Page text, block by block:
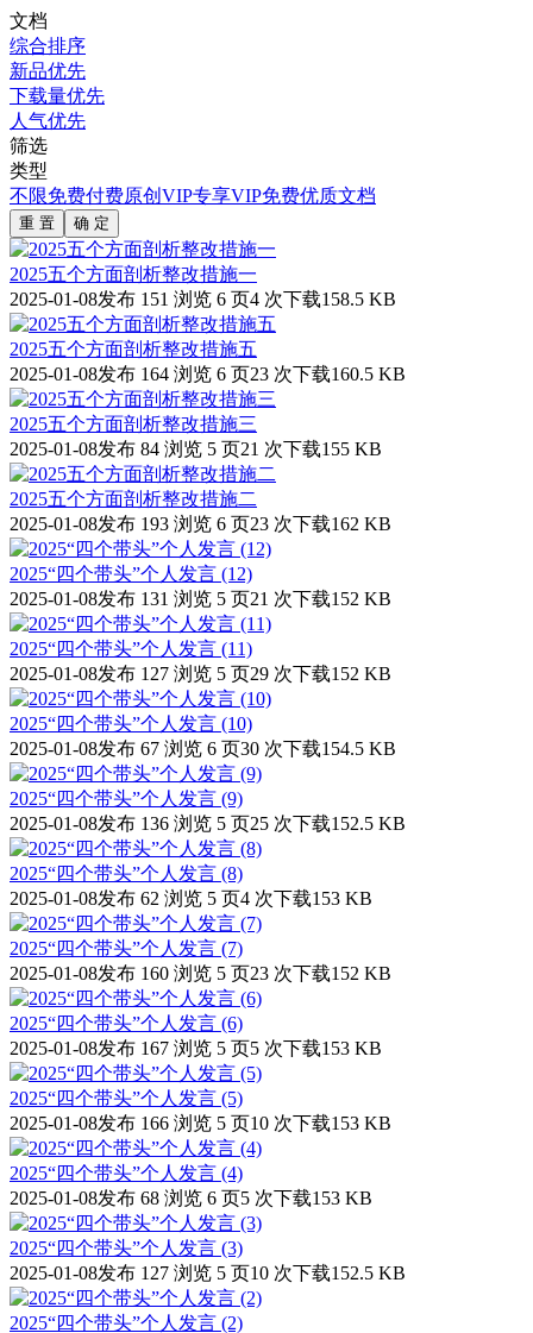
文档
综合排序
新品优先
下载量优先
人气优先
筛选
类型
不限免费付费原创 VIP专享VIP免费优质文档
重 置 确 定
2025五个方面剖析整改措施一
2025-01-08发布 151 浏览 6 页4 次下载158.5 KB
2025五个方面剖析整改措施五
2025-01-08发布 164 浏览 6 页23 次下载160.5 KB
2025五个方面剖析整改措施三
2025-01-08发布 84 浏览 5 页21 次下载155 KB
2025五个方面剖析整改措施二
2025-01-08发布 193 浏览 6 页23 次下载162 KB
2025“四个带头”个人发言 (12)
2025-01-08发布 131 浏览 5 页21 次下载152 KB
2025“四个带头”个人发言 (11)
2025-01-08发布 127 浏览 5 页29 次下载152 KB
2025“四个带头”个人发言 (10)
2025-01-08发布 67 浏览 6 页30 次下载154.5 KB
2025“四个带头”个人发言 (9)
2025-01-08发布 136 浏览 5 页25 次下载152.5 KB
2025“四个带头”个人发言 (8)
2025-01-08发布 62 浏览 5 页4 次下载153 KB
2025“四个带头”个人发言 (7)
2025-01-08发布 160 浏览 5 页23 次下载152 KB
2025“四个带头”个人发言 (6)
2025-01-08发布 167 浏览 5 页5 次下载153 KB
2025“四个带头”个人发言 (5)
2025-01-08发布 166 浏览 5 页10 次下载153 KB
2025“四个带头”个人发言 (4)
2025-01-08发布 68 浏览 6 页5 次下载153 KB
2025“四个带头”个人发言 (3)
2025-01-08发布 127 浏览 5 页10 次下载152.5 KB
2025“四个带头”个人发言 (2)